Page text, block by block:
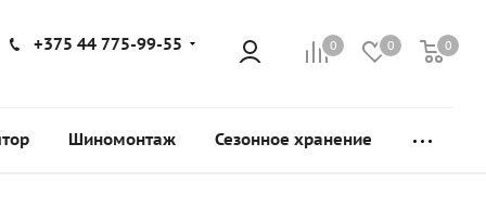
0 0 0
+375 44 775-99-55
Шиномонтаж Сезонное хранение